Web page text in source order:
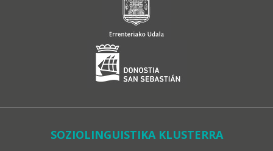
SOZIOLINGUISTIKA KLUSTERRA